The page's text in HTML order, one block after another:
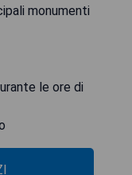
monumenti
le ore di